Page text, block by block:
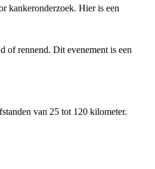
kankeronderzoek. Hier is een
of rennend. Dit evenement is een
van 25 tot 120 kilometer.